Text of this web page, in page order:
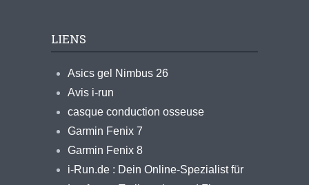
LIENS
Asics gel Nimbus 26
Avis i-run
casque conduction osseuse
Garmin Fenix 7
Garmin Fenix 8
i-Run.de : Dein Online-Spezialist für